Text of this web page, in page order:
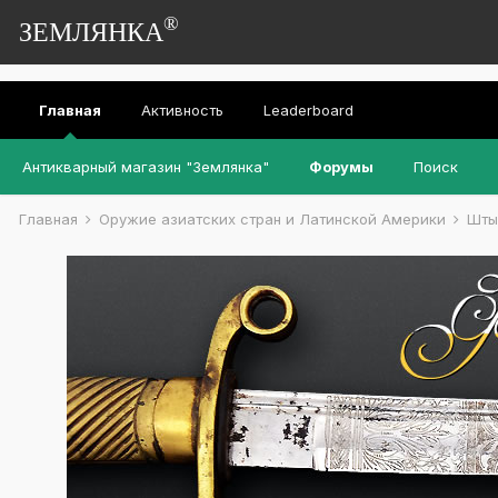
ЗЕМЛЯНКА®
Главная
Антикварный магазин "Землянка" Форумы Поиск
Активность Leaderboard
Главная Оружие азиатских стран и Латинской Америки